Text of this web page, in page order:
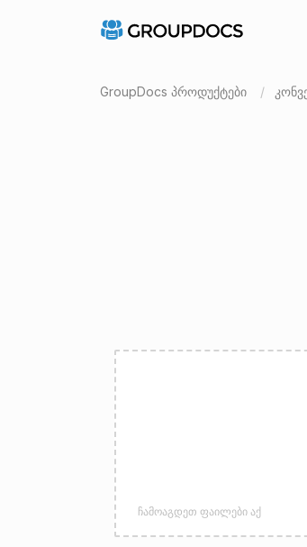
GroupDocs პროდუქტები
ჩამოაგდეთ ფაილები აქ